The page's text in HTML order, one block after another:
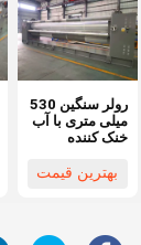
رولر سنگین 530
میلی متری با آب
خنک کننده
بهترین قیمت